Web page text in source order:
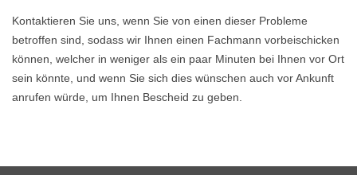
Kontaktieren Sie uns, wenn Sie von einen dieser Probleme
betroffen sind, sodass wir Ihnen einen Fachmann vorbeischicken
können, welcher in weniger als ein paar Minuten bei Ihnen vor Ort
sein könnte, und wenn Sie sich dies wünschen auch vor Ankunft
anrufen würde, um Ihnen Bescheid zu geben.